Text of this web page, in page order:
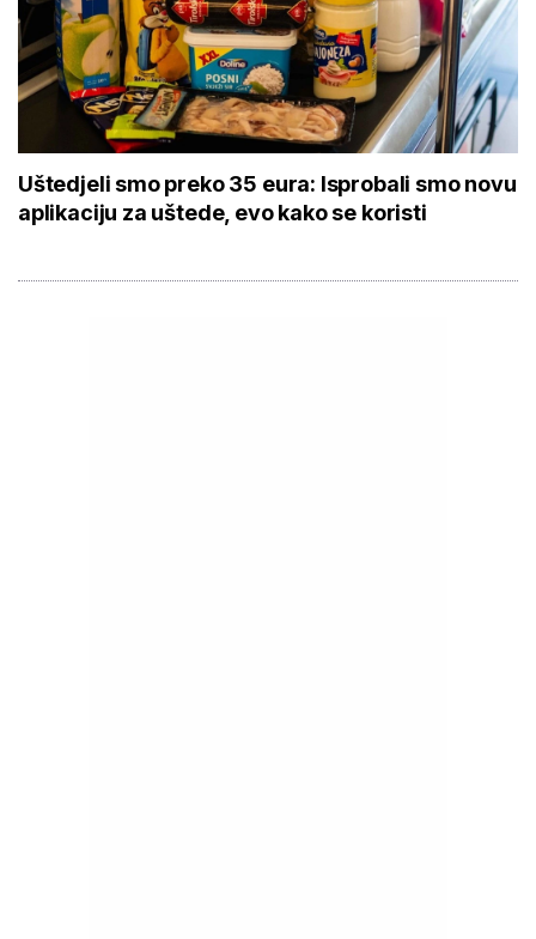
Uštedjeli smo preko 35 eura: Isprobali smo novu
aplikaciju za uštede, evo kako se koristi